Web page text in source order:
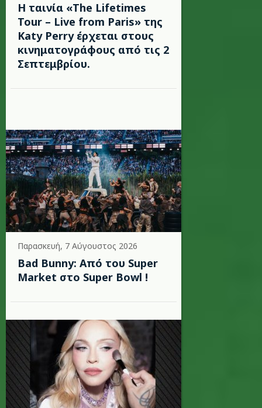
Η ταινία «The Lifetimes
Tour – Live from Paris» της
Katy Perry έρχεται στους
κινηματογράφους από τις 2
Σεπτεμβρίου.
Παρασκευή, 7 Αύγουστος 2026
Bad Bunny: Από του Super
Market στο Super Bowl !